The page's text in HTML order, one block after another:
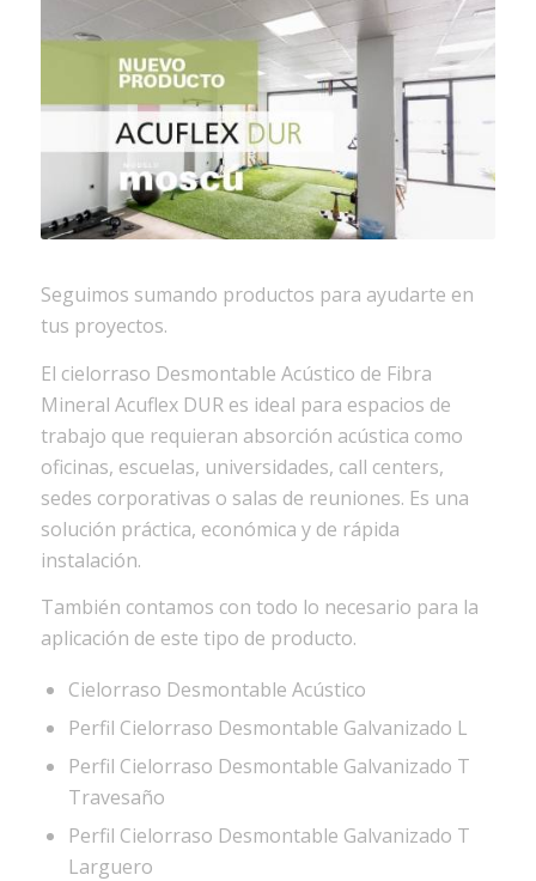
Seguimos sumando productos para ayudarte en
tus proyectos.
El cielorraso Desmontable Acústico de Fibra
Mineral Acuflex DUR es ideal para espacios de
trabajo que requieran absorción acústica como
oficinas, escuelas, universidades, call centers,
sedes corporativas o salas de reuniones. Es una
solución práctica, económica y de rápida
instalación.
También contamos con todo lo necesario para la
aplicación de este tipo de producto.
Cielorraso Desmontable Acústico
Perfil Cielorraso Desmontable Galvanizado L
Perfil Cielorraso Desmontable Galvanizado T
Travesaño
Perfil Cielorraso Desmontable Galvanizado T
Larguero